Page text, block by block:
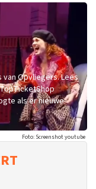
van Opvliegers. Lees
als er nieuwe
Foto: Screenshot youtube